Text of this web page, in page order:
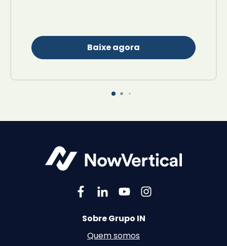
Baixe agora
Sobre Grupo IN
Quem somos